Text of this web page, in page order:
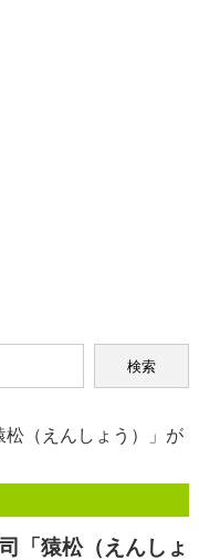
松（えんしょう）」が
「猿松（えんしょ